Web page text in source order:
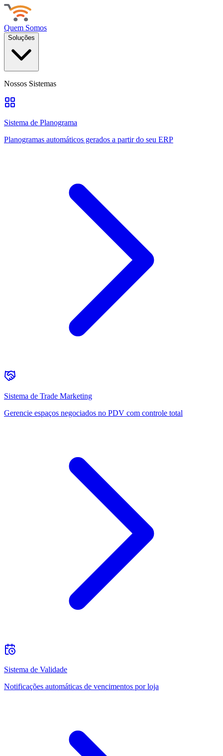
Quem Somos
Soluções
Nossos Sistemas
Sistema de Planograma
Planogramas automáticos gerados a partir do seu ERP
Sistema de Trade Marketing
Gerencie espaços negociados no PDV com controle total
Sistema de Validade
Notificações automáticas de vencimentos por loja